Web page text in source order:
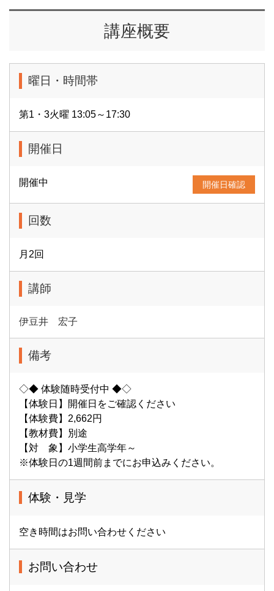
講座概要
曜日・時間帯
第1・3火曜 13:05～17:30
開催日
開催中 開催日確認
回数
月2回
講師
伊豆井 宏子
備考
◇◆ 体験随時受付中 ◆◇
【体験日】開催日をご確認ください
【体験費】2,662円
【教材費】別途
【対 象】小学生高学年～
※体験日の1週間前までにお申込みください。
体験・見学
空き時間はお問い合わせください
お問い合わせ